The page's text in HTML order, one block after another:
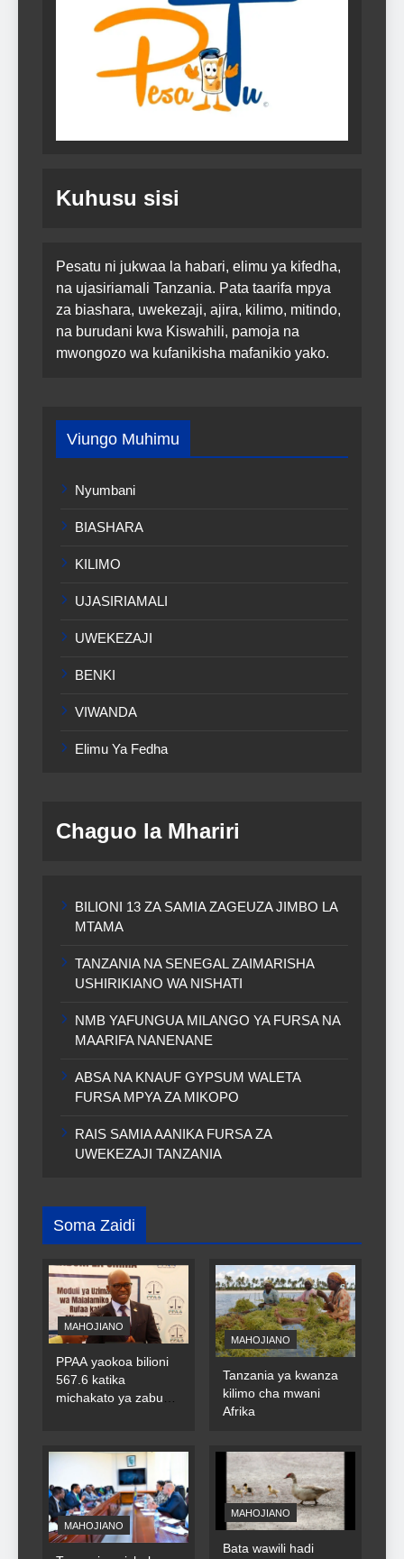
Kuhusu sisi
Pesatu ni jukwaa la habari, elimu ya kifedha,
na ujasiriamali Tanzania. Pata taarifa mpya
za biashara, uwekezaji, ajira, kilimo, mitindo,
na burudani kwa Kiswahili, pamoja na
mwongozo wa kufanikisha mafanikio yako.
Viungo Muhimu
Nyumbani
BIASHARA
KILIMO
UJASIRIAMALI
UWEKEZAJI
BENKI
VIWANDA
Elimu Ya Fedha
Chaguo la Mhariri
BILIONI 13 ZA SAMIA ZAGEUZA JIMBO LA
MTAMA
TANZANIA NA SENEGAL ZAIMARISHA
USHIRIKIANO WA NISHATI
NMB YAFUNGUA MILANGO YA FURSA NA
MAARIFA NANENANE
ABSA NA KNAUF GYPSUM WALETA
FURSA MPYA ZA MIKOPO
RAIS SAMIA AANIKA FURSA ZA
UWEKEZAJI TANZANIA
Soma Zaidi
MAHOJIANO
PPAA yaokoa bilioni
567.6 katika
michakato ya zabuni
MAHOJIANO
Tanzania ya kwanza
kilimo cha mwani
Afrika
MAHOJIANO
MAHOJIANO
Bata wawili hadi